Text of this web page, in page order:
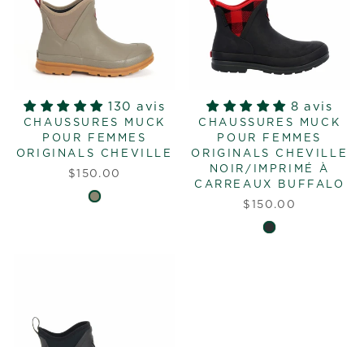
130 avis
CHAUSSURES MUCK
POUR FEMMES
ORIGINALS CHEVILLE
$150.00
8 avis
CHAUSSURES MUCK
POUR FEMMES
ORIGINALS CHEVILLE
NOIR/IMPRIMÉ À
CARREAUX BUFFALO
$150.00